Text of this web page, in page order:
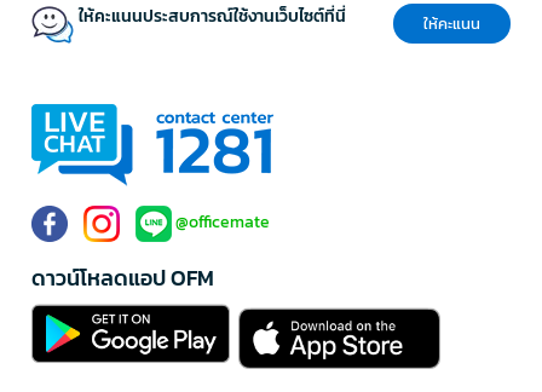
ให้คะแนนประสบการณ์ใช้งานเว็บไซต์ที่นี่ ให้คะแนน
@officemate
ดาวน์โหลดแอป OFM